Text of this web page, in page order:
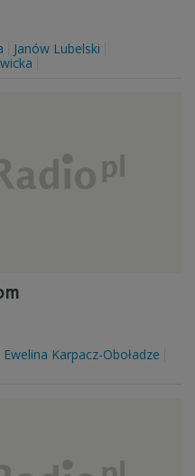
Janów Lubelski
Ewelina Karpacz-Oboładze